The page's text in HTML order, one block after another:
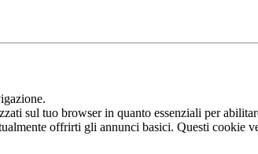
sul tuo browser in quanto essenziali per
offrirti gli annunci basici. Questi cookie